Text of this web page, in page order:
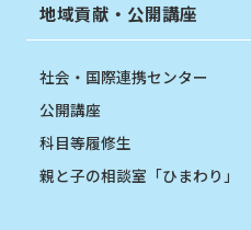
地域貢献・公開講座
社会・国際連携センター
公開講座
科目等履修生
親と子の相談室「ひまわり」